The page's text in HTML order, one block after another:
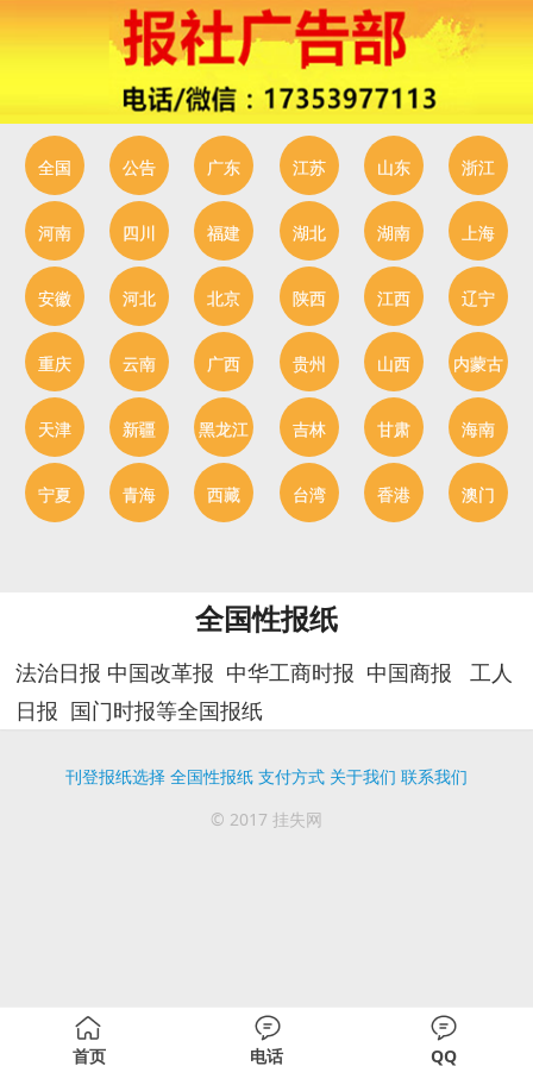
全国 公告 广东 江苏 山东 浙江
河南 四川 福建 湖北 湖南 上海
安徽 河北 北京 陕西 江西 辽宁
重庆 云南 广西 贵州 山西 内蒙古
天津 新疆 黑龙江 吉林 甘肃 海南
宁夏 青海 西藏 台湾 香港 澳门
全国性报纸
法治日报 中国改革报 中华工商时报 中国商报 工人
日报 国门时报等全国报纸
刊登报纸选择 全国性报纸 支付方式 关于我们 联系我们
© 2017 挂失网
首页 电话 QQ